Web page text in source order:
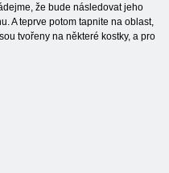
že bude následovat jeho
A teprve potom tapnite na oblast,
tvořeny na některé kostky, a pro